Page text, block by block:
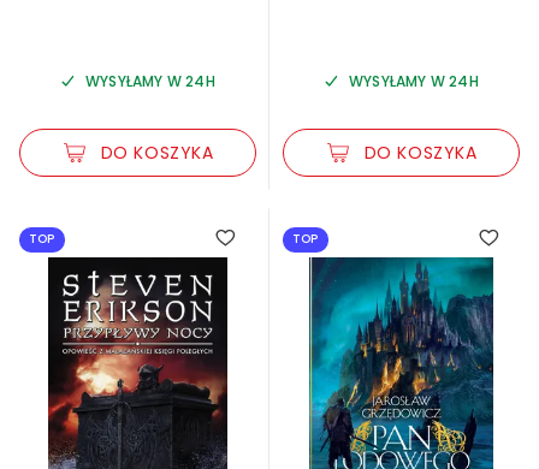
WYSYŁAMY W 24H
DO KOSZYKA
WYSYŁAMY W 24H
DO KOSZYKA
TOP TOP